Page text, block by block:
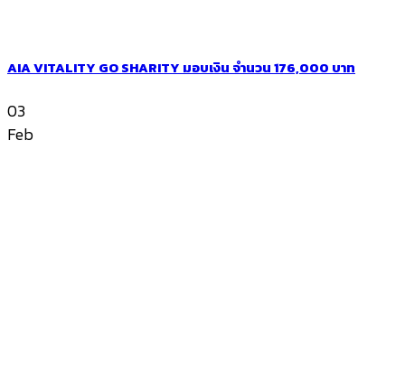
AIA VITALITY GO SHARITY มอบเงิน จำนวน 176,000 บาท
03
Feb